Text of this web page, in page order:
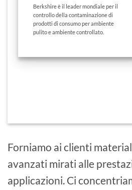
Berkshire è il leader mondiale per il
controllo della contaminazione di
prodotti di consumo per ambiente
pulito e ambiente controllato.
Forniamo ai clienti
avanzati mirati alle
applicazioni. Ci